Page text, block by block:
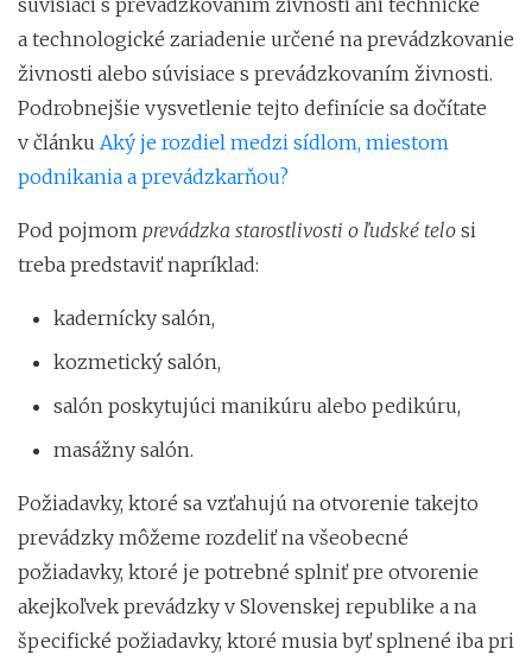
a technologické zariadenie určené na prevádzkovanie
živnosti alebo súvisiace s prevádzkovaním živnosti.
Podrobnejšie vysvetlenie tejto definície sa dočítate
v článku Aký je rozdiel medzi sídlom, miestom
podnikania a prevádzkarňou?
Pod pojmom prevádzka starostlivosti o ľudské telo si
treba predstaviť napríklad:
kadernícky salón,
kozmetický salón,
salón poskytujúci manikúru alebo pedikúru,
masážny salón.
Požiadavky, ktoré sa vzťahujú na otvorenie takejto
prevádzky môžeme rozdeliť na všeobecné
požiadavky, ktoré je potrebné splniť pre otvorenie
akejkoľvek prevádzky v Slovenskej republike a na
špecifické požiadavky, ktoré musia byť splnené iba pri